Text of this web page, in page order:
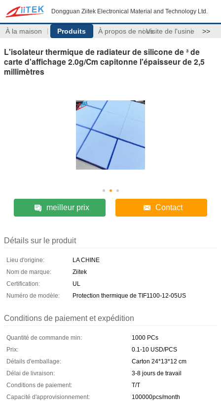
Dongguan Ziitek Electronical Material and Technology Ltd.
À la maison Produits À propos de nousVisite de l'usine >>
L'isolateur thermique de radiateur de silicone de ³ de
carte d'affichage 2.0g/Cm capitonne l'épaisseur de 2,5
millimètres
meilleur prix Contact
Détails sur le produit
Lieu d'origine:
LA CHINE
Nom de marque:
Ziitek
Certification:
UL
Numéro de modèle:
Protection thermique de TIF1100-12-05US
Conditions de paiement et expédition
Quantité de commande min:
1000 PCs
Prix:
0.1-10 USD/PCS
Détails d'emballage:
Carton 24*13*12 cm
Délai de livraison:
3-8 jours de travail
Conditions de paiement:
T/T
Capacité d'approvisionnement:
100000pcs/month